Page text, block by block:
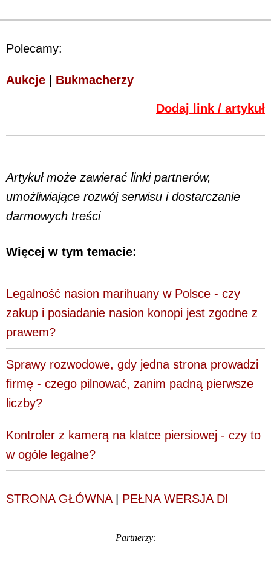
Polecamy:
Aukcje Bukmacherzy
Dodaj link / artykuł
Artykuł może zawierać linki partnerów,
umożliwiające rozwój serwisu i dostarczanie
darmowych treści
Więcej w tym temacie:
Legalność nasion marihuany w Polsce - czy
zakup i posiadanie nasion konopi jest zgodne z
prawem?
Sprawy rozwodowe, gdy jedna strona prowadzi
firmę - czego pilnować, zanim padną pierwsze
liczby?
Kontroler z kamerą na klatce piersiowej - czy to
w ogóle legalne?
STRONA GŁÓWNA| PEŁNA WERSJA DI
Partnerzy: